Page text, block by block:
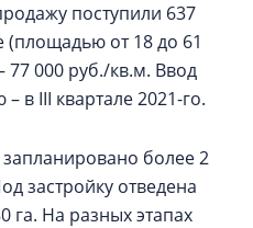
поступили 637
(площадью от 18 до 61
000 руб./кв.м. Ввод
в III квартале 2021-го.
более 2
застройку отведена
га. На разных этапах